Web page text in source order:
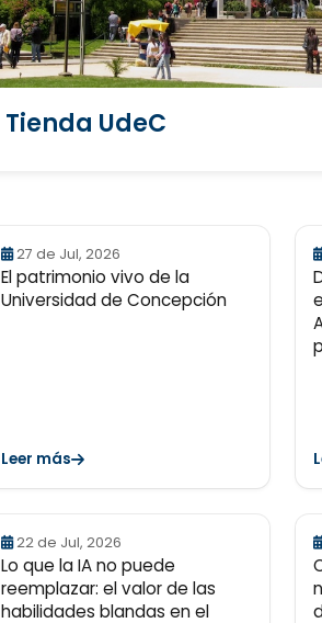
Tienda UdeC
27 de Jul, 2026
El patrimonio vivo de la
Universidad de Concepción
Leer más
22 de Jul, 2026
Lo que la IA no puede
reemplazar: el valor de las
habilidades blandas en el